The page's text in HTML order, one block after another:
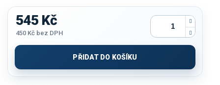
545 Kč
450 Kč bez DPH
cena:
PŘIDAT DO KOŠÍKU